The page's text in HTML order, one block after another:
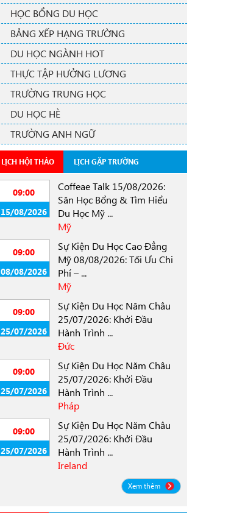
HỌC BỔNG DU HỌC
BẢNG XẾP HẠNG TRƯỜNG
DU HỌC NGÀNH HOT
THỰC TẬP HƯỞNG LƯƠNG
TRƯỜNG TRUNG HỌC
DU HỌC HÈ
TRƯỜNG ANH NGỮ
LỊCH HỘI THẢO LỊCH GẶP TRƯỜNG
09:00
15/08/2026
Coffeae Talk 15/08/2026:
Săn Học Bổng & Tìm Hiểu
Du Học Mỹ ...
Mỹ
09:00
08/08/2026
Sự Kiện Du Học Cao Đẳng
Mỹ 08/08/2026: Tối Ưu Chi
Phí – ...
Mỹ
09:00
25/07/2026
Sự Kiện Du Học Năm Châu
25/07/2026: Khởi Đầu
Hành Trình ...
Đức
09:00
25/07/2026
Sự Kiện Du Học Năm Châu
25/07/2026: Khởi Đầu
Hành Trình ...
Pháp
09:00
25/07/2026
Sự Kiện Du Học Năm Châu
25/07/2026: Khởi Đầu
Hành Trình ...
Ireland
Xem thêm